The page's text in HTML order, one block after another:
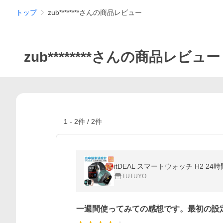
トップ zub********さんの商品レビュー
zub********さんの商品レビュー
1 - 2件 / 2件
TUTUYO
一週間使ってみての感想です。最初の